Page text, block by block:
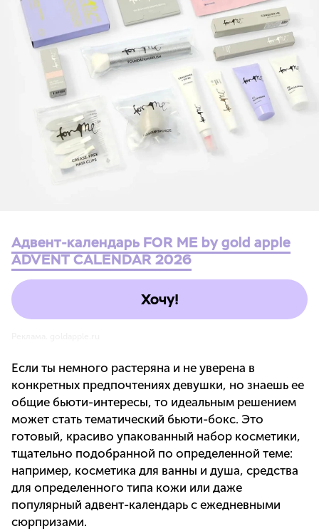
Адвент-календарь FOR ME by gold apple
ADVENT CALENDAR 2026
Хочу!
Если ты немного растеряна и не уверена в
конкретных предпочтениях девушки, но знаешь ее
общие бьюти-интересы, то идеальным решением
может стать тематический бьюти-бокс. Это
готовый, красиво упакованный набор косметики,
тщательно подобранной по определенной теме:
например, косметика для ванны и душа, средства
для определенного типа кожи или даже
популярный адвент-календарь с ежедневными
сюрпризами.